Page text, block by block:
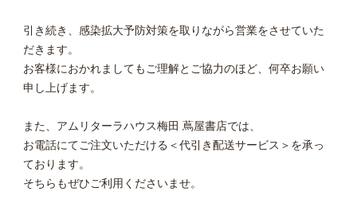
引き続き、感染拡大予防対策を取りながら営業をさせていた
だきます。
お客様におかれましてもご理解とご協力のほど、何卒お願い
申し上げます。
また、アムリターラハウス梅田 蔦屋書店では、
お電話にてご注文いただける ＜代引き配送サービス ＞ を承っ
ております。
そちらもぜひご利用くださいませ。